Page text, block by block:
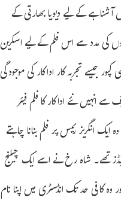
آشنا ہے کے لیے دیویا بھارتی کے
مدد سے اس فلم کے لیے اسکرین
جیسے تجربہ کار اداکار کی موجودگی
انہیں نئے اداکار کا فلم فیئر
رئیس پر فلم بنانا چاہتے
تھے۔ شاہ رخ نے اسے ایک چیلنج
ثابت ہوئی اور وہ کافی حد تک انڈسٹری میں اپنا نام